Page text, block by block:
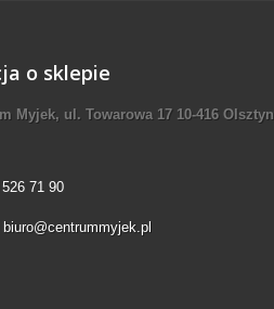
o sklepie
Myjek, ul. Towarowa 17 10-416 Olsztyn
71 90
biuro@centrummyjek.pl